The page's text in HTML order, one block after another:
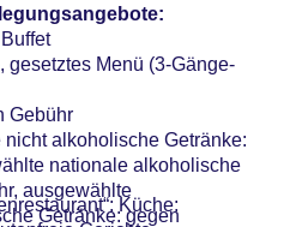
(nach Verfügbarkeit),
5,
Coffee Breaks:
3, Zimmer: 74
gesetztes Menü (3-Gänge-
Gebühr
alkoholische Getränke:
nationale alkoholische
ausgewählte
Getränke: gegen
Küche: